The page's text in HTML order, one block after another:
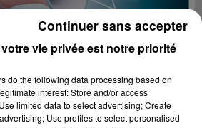
vie privée est notre priorité
do the following data processing based on
interest: Store and/or access
limited data to select advertising; Create
Use profiles to select personalised
Continuer sans accepter